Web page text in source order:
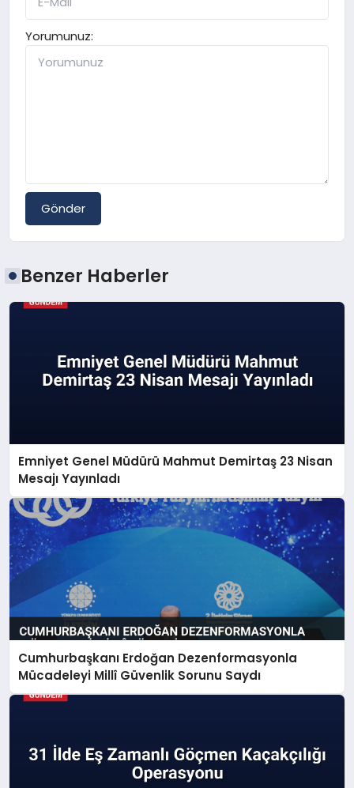
Yorumunuz:
Gönder
Benzer Haberler
Emniyet Genel Müdürü Mahmut Demirtaş 23 Nisan
Mesajı Yayınladı
Cumhurbaşkanı Erdoğan Dezenformasyonla
Mücadeleyi Millî Güvenlik Sorunu Saydı